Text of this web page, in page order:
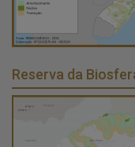
Reserva da